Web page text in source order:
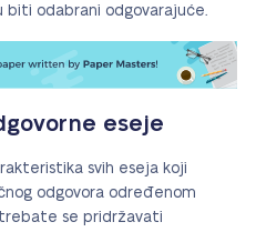
odabrani odgovarajuće.
eseje
svih eseja koji
odgovora određenom
se pridržavati